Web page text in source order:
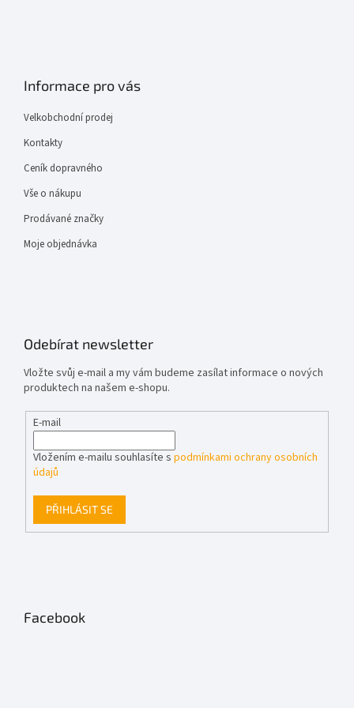
Informace pro vás
Velkobchodní prodej
Kontakty
Ceník dopravného
Vše o nákupu
Prodávané značky
Moje objednávka
Odebírat newsletter
Vložte svůj e-mail a my vám budeme zasílat informace o nových
produktech na našem e-shopu.
E-mail
Vložením e-mailu souhlasíte s podmínkami ochrany osobních
údajů
PŘIHLÁSIT SE
Facebook